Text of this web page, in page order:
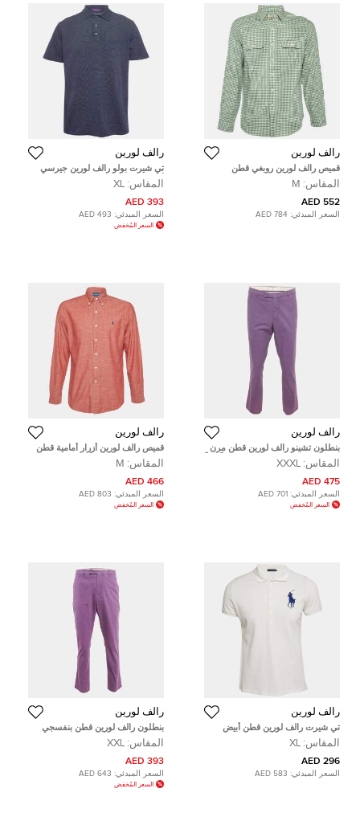
رالف لورين
قميص رالف لورين روبغي قطن
مربعات خضراء عتيقة مقاس وسط
(ميديوم)
المقاس: M
552 AED
السعر المبدئي: 784 AED
رالف لورين
تي شيرت بولو رالف لورين جيرسي
أزرق كحلي مقاس كبير جدًا - إكس
لارج
المقاس: XL
393 AED
السعر المبدئي: 493 AED
السعر المُخفض
رالف لورين
بنطلون تشينو رالف لورين قطن مرن
بنفسجي غرينيتش مقاس كبير جداً جداً
جداً (ثلاثة إكس لارج)
المقاس: XXXL
475 AED
السعر المبدئي: 701 AED
السعر المُخفض
رالف لورين
قميص رالف لورين أزرار أمامية قطن
ملائم حسب الطلب أحمر مرجاني
مقاس متوسط
المقاس: M
466 AED
السعر المبدئي: 803 AED
السعر المُخفض
رالف لورين
تي شيرت رالف لورين قطن أبيض
مطرز بشعار بولو بوني مقاس كبير
جدًا - إكس لارج
المقاس: XL
296 AED
السعر المبدئي: 583 AED
رالف لورين
بنطلون رالف لورين قطن بنفسجي
شينو مقاس ضخم جدًا (اكسترا اكسترا
لارج)
المقاس: XXL
393 AED
السعر المبدئي: 643 AED
السعر المُخفض